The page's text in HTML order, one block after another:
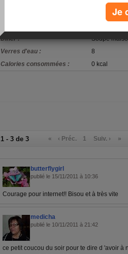
infusion
Raie et
Dîner :
Soupe
Verres d'eau :
8
Calories consommées :
0 kcal
1 - 3 de 3 « ‹ Préc. 1 Suiv. › »
butterflygirl
publié le 15/11/2011 à 10:36
Courage pour internet!! Bisou et à très vite
medicha
publié le 10/11/2011 à 21:42
ce petit coucou du soir pour te dire d 'avoir à
Je